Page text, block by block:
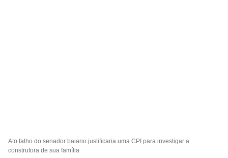
Ato falho do senador baiano justificaria uma CPI para investigar a
construtora de sua família